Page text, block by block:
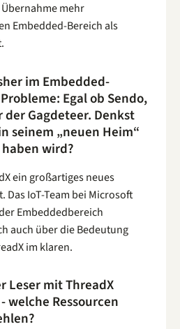
mehr
Embedded-Bereich als
im Embedded-
Egal ob Sendo,
Gagdeteer. Denkst
seinem „neuen Heim“
wird?
ein großartiges neues
Das IoT-Team bei Microsoft
Embeddedbereich
auch über die Bedeutung
im klaren.
Leser mit ThreadX
welche Ressourcen